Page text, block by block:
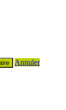
Annuler